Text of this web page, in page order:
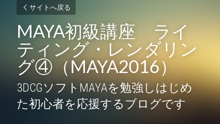
サイトへ戻る
MAYA初級講座　ライ
ティング・レンダリン
グ④（MAYA2016）
3DCGソフトMAYAを勉強しはじめ
た初心者を応援するブログです